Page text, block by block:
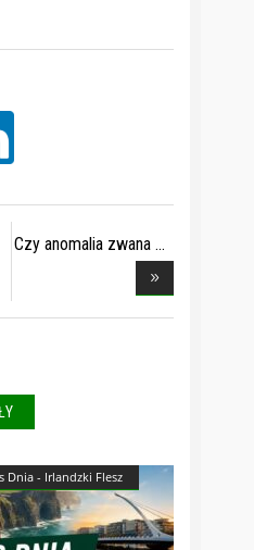
Czy anomalia zwana
Dnia - Irlandzki Flesz